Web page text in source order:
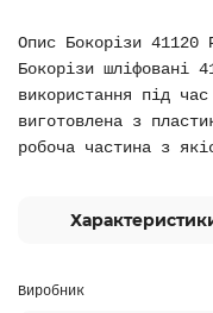
Опис Бокорізи
Бокорізи шліфовані
використання під
виготовлена ​​з
робоча частина з
Виробник